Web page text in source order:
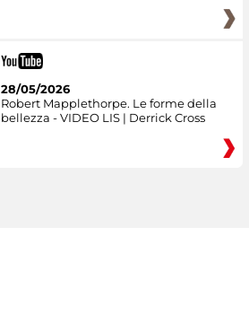
28/05/2026
Robert Mapplethorpe. Le forme della
bellezza - VIDEO LIS | Derrick Cross